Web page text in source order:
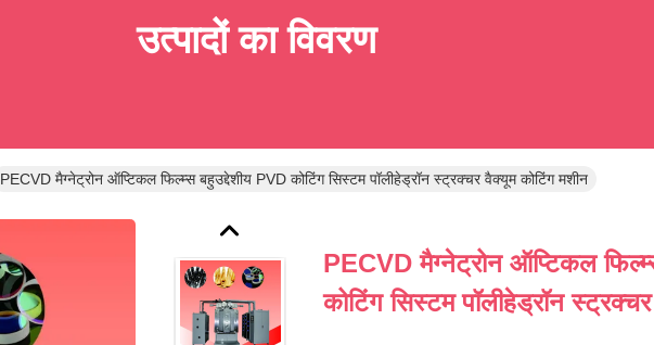
उत्पादों का विवरण
PECVD मैग्नेट्रोन ऑप्टिकल फिल्म्स बहुउद्देशीय PVD कोटिंग सिस्टम पॉलीहेड्रॉन स्ट्रक्चर वैक्यूम कोटिंग मशीन
PECVD मैग्नेट्रोन ऑप्टिकल
कोटिंग सिस्टम पॉलीहेड्रॉन